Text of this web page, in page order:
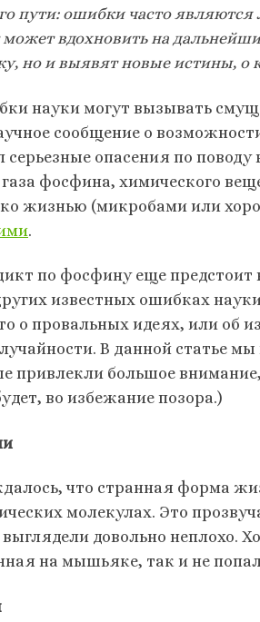
пути: ошибки часто
вдохновить на
но и выявят новые истины, о
науки могут вызывать
сообщение о
опасения по поводу
фосфина, химического
жизнью (микробами или
.
по фосфину еще предстоит
известных ошибках
о провальных идеях, или об
В данной статье
привлекли большое
во избежание позора.)
что странная форма
молекулах. Это
довольно неплохо.
на мышьяке, так и не